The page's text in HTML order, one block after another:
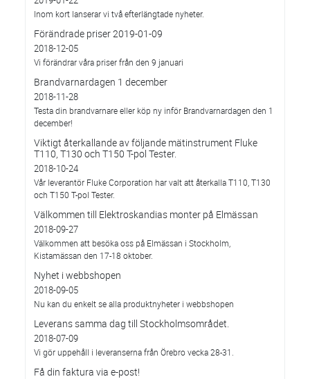
Inom kort lanserar vi två efterlängtade nyheter.
Förändrade priser 2019-01-09
2018-12-05
Vi förändrar våra priser från den 9 januari
Brandvarnardagen 1 december
2018-11-28
Testa din brandvarnare eller köp ny inför Brandvarnardagen den 1
december!
Viktigt återkallande av följande mätinstrument Fluke
T110, T130 och T150 T-pol Tester.
2018-10-24
Vår leverantör Fluke Corporation har valt att återkalla T110, T130
och T150 T-pol Tester.
Välkommen till Elektroskandias monter på Elmässan
2018-09-27
Välkommen att besöka oss på Elmässan i Stockholm,
Kistamässan den 17-18 oktober.
Nyhet i webbshopen
2018-09-05
Nu kan du enkelt se alla produktnyheter i webbshopen
Leverans samma dag till Stockholmsområdet.
2018-07-09
Vi gör uppehåll i leveranserna från Örebro vecka 28-31.
Få din faktura via e-post!